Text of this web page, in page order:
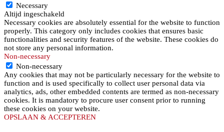
Necessary
Altijd ingeschakeld
Necessary cookies are absolutely essential for the website to function
properly. This category only includes cookies that ensures basic
functionalities and security features of the website. These cookies do
not store any personal information.
Non-necessary
Non-necessary
Any cookies that may not be particularly necessary for the website to
function and is used specifically to collect user personal data via
analytics, ads, other embedded contents are termed as non-necessary
cookies. It is mandatory to procure user consent prior to running
these cookies on your website.
OPSLAAN & ACCEPTEREN